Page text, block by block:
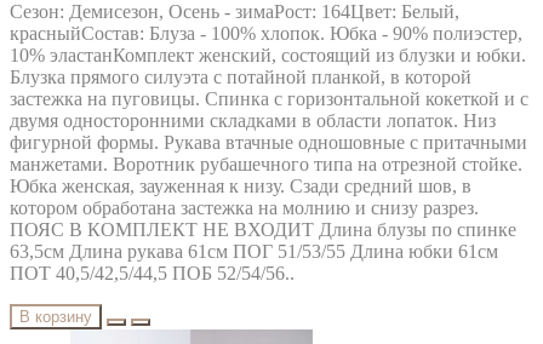
Сезон: Демисезон, Осень - зимаРост: 164Цвет: Белый,
красныйСостав: Блуза - 100% хлопок. Юбка - 90% полиэстер,
10% эластанКомплект женский, состоящий из блузки и юбки.
Блузка прямого силуэта с потайной планкой, в которой
застежка на пуговицы. Спинка с горизонтальной кокеткой и с
двумя односторонними складками в области лопаток. Низ
фигурной формы. Рукава втачные одношовные с притачными
манжетами. Воротник рубашечного типа на отрезной стойке.
Юбка женская, зауженная к низу. Сзади средний шов, в
котором обработана застежка на молнию и снизу разрез.
ПОЯС В КОМПЛЕКТ НЕ ВХОДИТ Длина блузы по спинке
63,5см Длина рукава 61см ПОГ 51/53/55 Длина юбки 61см
ПОТ 40,5/42,5/44,5 ПОБ 52/54/56..
В корзину